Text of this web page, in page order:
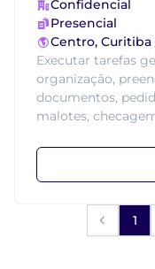
Confidencial
Presencial
Centro, Curitiba
Executar tarefas
organização,
documentos,
malotes,
1